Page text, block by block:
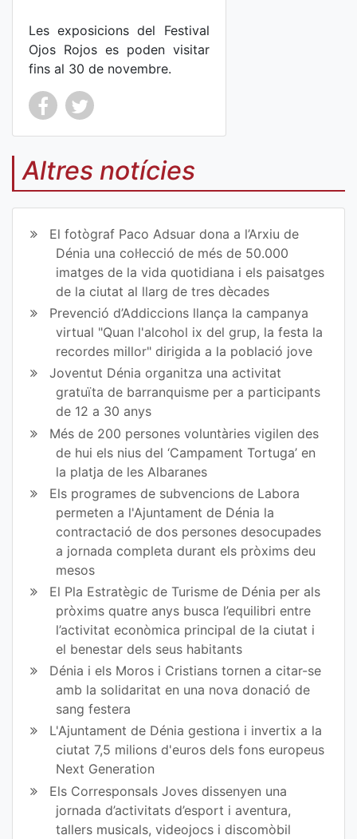
Les exposicions del Festival
Ojos Rojos es poden visitar
fins al 30 de novembre.
Co
mp
art
ir
en
Fa
ce
bo
ok
Co
mp
art
ir
en
Tw
itt
er
Altres notícies
El fotògraf Paco Adsuar dona a l’Arxiu de
Dénia una col·lecció de més de 50.000
imatges de la vida quotidiana i els paisatges
de la ciutat al llarg de tres dècades
Prevenció d’Addiccions llança la campanya
virtual "Quan l'alcohol ix del grup, la festa la
recordes millor" dirigida a la població jove
Joventut Dénia organitza una activitat
gratuïta de barranquisme per a participants
de 12 a 30 anys
Més de 200 persones voluntàries vigilen des
de hui els nius del ‘Campament Tortuga’ en
la platja de les Albaranes
Els programes de subvencions de Labora
permeten a l'Ajuntament de Dénia la
contractació de dos persones desocupades
a jornada completa durant els pròxims deu
mesos
El Pla Estratègic de Turisme de Dénia per als
pròxims quatre anys busca l’equilibri entre
l’activitat econòmica principal de la ciutat i
el benestar dels seus habitants
Dénia i els Moros i Cristians tornen a citar-se
amb la solidaritat en una nova donació de
sang festera
L'Ajuntament de Dénia gestiona i invertix a la
ciutat 7,5 milions d'euros dels fons europeus
Next Generation
Els Corresponsals Joves dissenyen una
jornada d’activitats d’esport i aventura,
tallers musicals, videojocs i discomòbil